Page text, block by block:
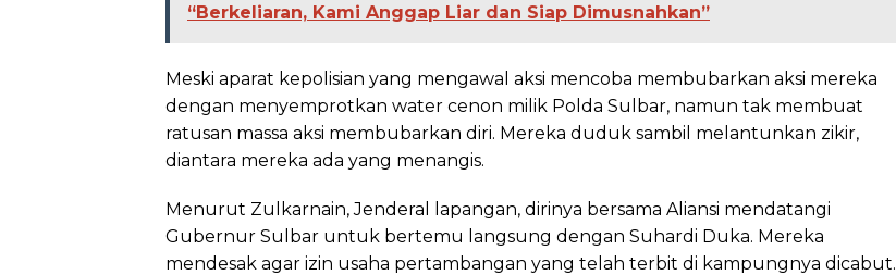
“Berkeliaran, Kami Anggap Liar dan Siap Dimusnahkan”
Meski aparat kepolisian yang mengawal aksi mencoba membubarkan aksi mereka
dengan menyemprotkan water cenon milik Polda Sulbar, namun tak membuat
ratusan massa aksi membubarkan diri. Mereka duduk sambil melantunkan zikir,
diantara mereka ada yang menangis.
Menurut Zulkarnain, Jenderal lapangan, dirinya bersama Aliansi mendatangi
Gubernur Sulbar untuk bertemu langsung dengan Suhardi Duka. Mereka
mendesak agar izin usaha pertambangan yang telah terbit di kampungnya dicabut.